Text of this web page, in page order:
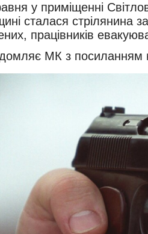
у приміщенні
сталася стрілянина
працівників
МК з посиланням